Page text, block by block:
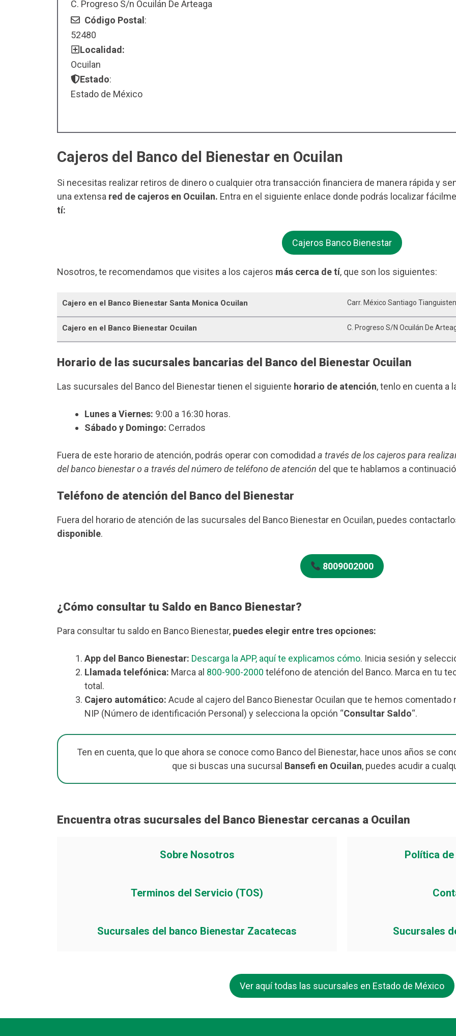
C. Progreso S/n Ocuilán De Arteaga
Código Postal:
52480
Localidad:
Ocuilan
Estado:
Estado de México
Cajeros del Banco del Bienestar en Ocuilan
Si necesitas realizar retiros de dinero o cualquier otra transacción financiera de manera rápida y
una extensa red de cajeros en Ocuilan. Entra en el siguiente enlace donde podrás localizar
tí:
Cajeros Banco Bienestar
Nosotros, te recomendamos que visites a los cajeros más cerca de tí, que son los siguientes:
Cajero en el Banco Bienestar Santa Monica Ocuilan Carr. México Santiago
Cajero en el Banco Bienestar Ocuilan C. Progreso S/n Ocuilán De
Horario de las sucursales bancarias del Banco del Bienestar Ocuilan
Las sucursales del Banco del Bienestar tienen el siguiente horario de atención, tenlo en cuenta a
Lunes a Viernes: 9:00 a 16:30 horas.
Sábado y Domingo: Cerrados
Fuera de este horario de atención, podrás operar con comodidad a través de los cajeros para
del banco bienestar o a través del número de teléfono de atención del que te hablamos a
Teléfono de atención del Banco del Bienestar
Fuera del horario de atención de las sucursales del Banco Bienestar en Ocuilan, puedes
disponible.
8009002000
¿Cómo consultar tu Saldo en Banco Bienestar?
Para consultar tu saldo en Banco Bienestar, puedes elegir entre tres opciones:
App del Banco Bienestar: Descarga la APP, aquí te explicamos cómo. Inicia sesión y
Llamada telefónica: Marca al 800-900-2000 teléfono de atención del Banco. Marca en tu
total.
Cajero automático: Acude al cajero del Banco Bienestar Ocuilan que te hemos
NIP (Número de identificación Personal) y selecciona la opción “Consultar Saldo“.
Ten en cuenta, que lo que ahora se conoce como Banco del Bienestar, hace unos años se
que si buscas una sucursal Bansefi en Ocuilan, puedes acudir a
Encuentra otras sucursales del Banco Bienestar cercanas a Ocuilan
Sobre Nosotros Política
Terminos del Servicio (TOS)
Sucursales del banco Bienestar Zacatecas Sucursales
Ver aquí todas las sucursales en Estado de México